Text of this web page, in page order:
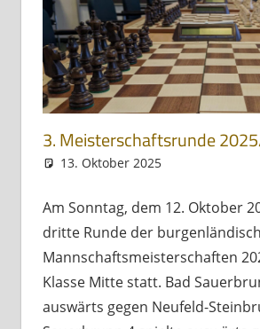
3. Meisterschaftsrunde
13. Oktober 2025
Am Sonntag, dem 12. Oktober
dritte Runde der
Mannschaftsmeisterschaften
Klasse Mitte statt. Bad
auswärts gegen Neufeld-